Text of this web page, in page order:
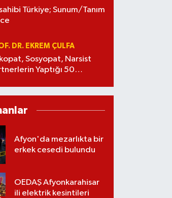
Türkiye; Sunum/Tanım
DR. EKREM ÇULFA
Sosyopat, Narsist
Yaptığı 50
Afyon'da mezarlıkta bir
erkek cesedi bulundu
OEDAŞ Afyonkarahisar
ili elektrik kesintileri